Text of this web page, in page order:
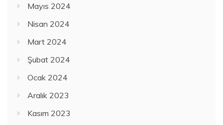
Mayıs 2024
Nisan 2024
Mart 2024
Şubat 2024
Ocak 2024
Aralık 2023
Kasım 2023